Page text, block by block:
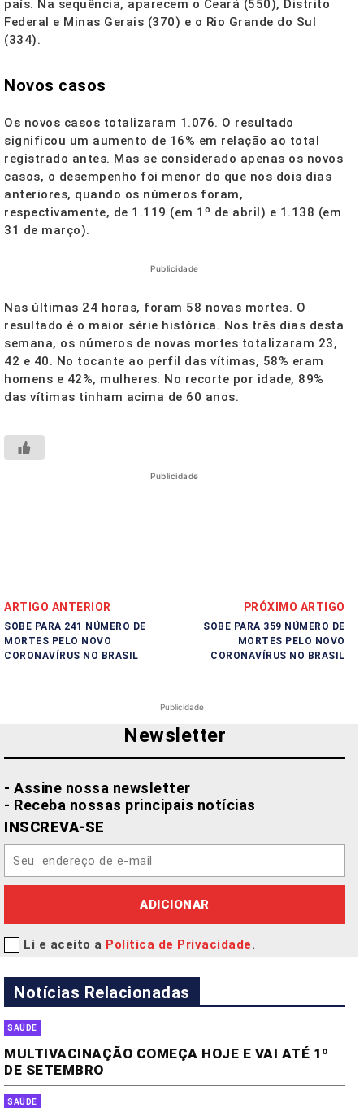
país. Na sequência, aparecem o Ceará (550), Distrito
Federal e Minas Gerais (370) e o Rio Grande do Sul
(334).
Novos casos
Os novos casos totalizaram 1.076. O resultado
significou um aumento de 16% em relação ao total
registrado antes. Mas se considerado apenas os novos
casos, o desempenho foi menor do que nos dois dias
anteriores, quando os números foram,
respectivamente, de 1.119 (em 1º de abril) e 1.138 (em
31 de março).
Publicidade
Nas últimas 24 horas, foram 58 novas mortes. O
resultado é o maior série histórica. Nos três dias desta
semana, os números de novas mortes totalizaram 23,
42 e 40. No tocante ao perfil das vítimas, 58% eram
homens e 42%, mulheres. No recorte por idade, 89%
das vítimas tinham acima de 60 anos.
Publicidade
ARTIGO ANTERIOR
SOBE PARA 241 NÚMERO DE
MORTES PELO NOVO
CORONAVÍRUS NO BRASIL
PRÓXIMO ARTIGO
SOBE PARA 359 NÚMERO DE
MORTES PELO NOVO
CORONAVÍRUS NO BRASIL
Publicidade
Newsletter
- Assine nossa newsletter
- Receba nossas principais notícias
INSCREVA-SE
ADICIONAR
Li e aceito a Política de Privacidade.
Notícias Relacionadas
SAÚDE
MULTIVACINAÇÃO COMEÇA HOJE E VAI ATÉ 1º
DE SETEMBRO
SAÚDE